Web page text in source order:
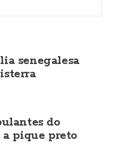
senegalesa
do
pique preto